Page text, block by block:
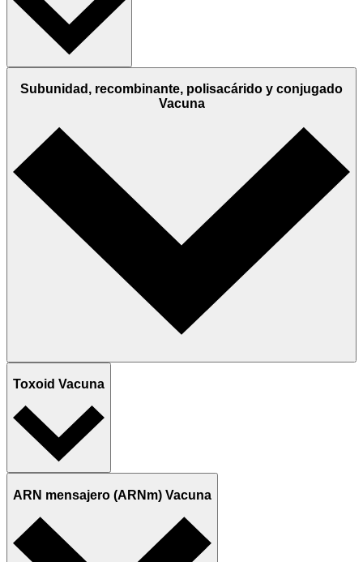
Subunidad, recombinante, polisacárido y conjugado
Vacuna
Toxoid Vacuna
ARN mensajero (ARNm) Vacuna